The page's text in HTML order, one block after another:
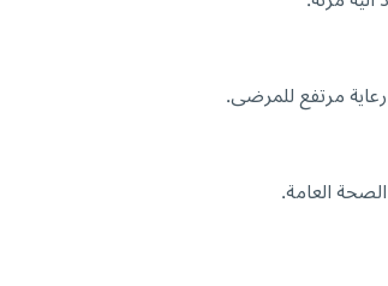
مرتفع للمرضى.
العامة.